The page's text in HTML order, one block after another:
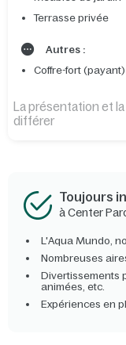
Terrasse privée
Autres :
Coffre-fort (payant)
La présentation et
différer
Toujours
à Center
L'Aqua Mundo,
Nombreuses
Divertissements
animées, etc.
Expériences en